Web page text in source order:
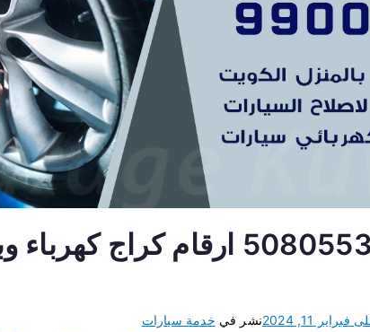
بنشر صبحان 50805535 ارقام
فبراير 11, 2024 نشر في خدمة سيارات